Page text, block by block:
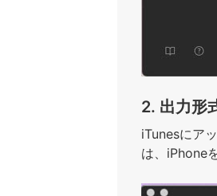
2. 出力形
iTunesにア
は、iPhone